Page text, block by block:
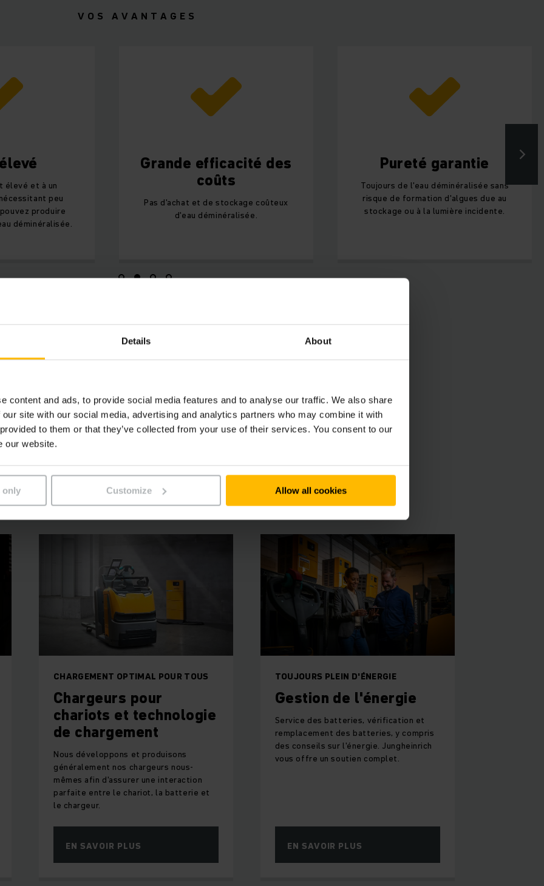
Details About
content and ads, to provide social media features and to analyse our traffic. We also share
site with our social media, advertising and analytics partners who may combine it with
to them or that they’ve collected from your use of their services. You consent to our
our website.
only Customize Allow all cookies
V O S A V A N T A G E S
élevé et à un
peu
produire
déminéralisée.
Grande efficacité des
coûts
Pas d'achat et de stockage coûteux
d'eau déminéralisée.
Pureté garantie
Toujours de l'eau déminéralisée sans
risque de formation d'algues due au
stockage ou à la lumière incidente.
Plus d'infos ?
de contact ci-dessous et nous nous ferons un plaisir de vous aider.
CHARGEMENT OPTIMAL POUR TOUS
Chargeurs pour
chariots et technologie
de chargement
Nous développons et produisons
généralement nos chargeurs nous-
mêmes afin d'assurer une interaction
parfaite entre le chariot, la batterie et
le chargeur.
EN SAVOIR PLUS
TOUJOURS PLEIN D'ÉNERGIE
Gestion de l'énergie
Service des batteries, vérification et
remplacement des batteries, y compris
des conseils sur l'énergie. Jungheinrich
vous offre un soutien complet.
EN SAVOIR PLUS